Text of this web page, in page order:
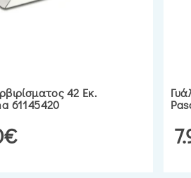
42 Εκ.
61145420